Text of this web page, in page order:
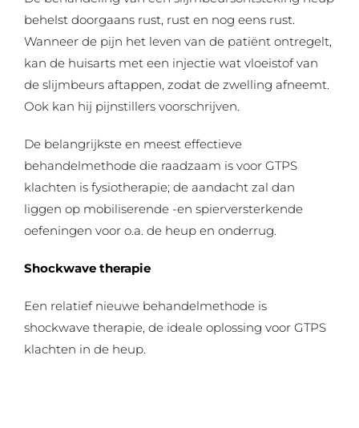
behelst doorgaans rust, rust en nog eens rust.
Wanneer de pijn het leven van de patiënt ontregelt,
kan de huisarts met een injectie wat vloeistof van
de slijmbeurs aftappen, zodat de zwelling afneemt.
Ook kan hij pijnstillers voorschrijven.
De belangrijkste en meest effectieve
behandelmethode die raadzaam is voor GTPS
klachten is fysiotherapie; de aandacht zal dan
liggen op mobiliserende -en spierversterkende
oefeningen voor o.a. de heup en onderrug.
Shockwave therapie
Een relatief nieuwe behandelmethode is
shockwave therapie, de ideale oplossing voor GTPS
klachten in de heup.